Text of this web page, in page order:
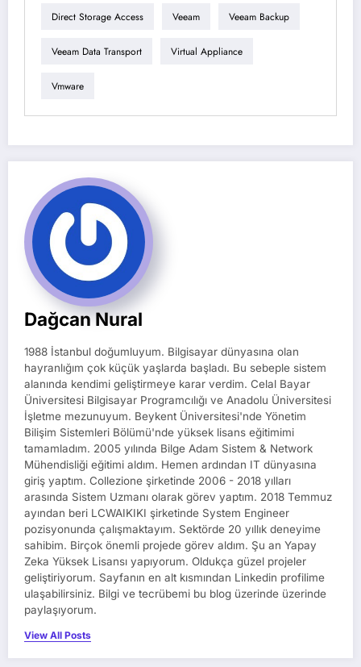
Direct Storage Access Veeam Veeam Backup
Veeam Data Transport Virtual Appliance
Vmware
Dağcan Nural
1988 İstanbul doğumluyum. Bilgisayar dünyasına olan
hayranlığım çok küçük yaşlarda başladı. Bu sebeple sistem
alanında kendimi geliştirmeye karar verdim. Celal Bayar
Üniversitesi Bilgisayar Programcılığı ve Anadolu Üniversitesi
İşletme mezunuyum. Beykent Üniversitesi'nde Yönetim
Bilişim Sistemleri Bölümü'nde yüksek lisans eğitimimi
tamamladım. 2005 yılında Bilge Adam Sistem & Network
Mühendisliği eğitimi aldım. Hemen ardından IT dünyasına
giriş yaptım. Collezione şirketinde 2006 - 2018 yılları
arasında Sistem Uzmanı olarak görev yaptım. 2018 Temmuz
ayından beri LCWAIKIKI şirketinde System Engineer
pozisyonunda çalışmaktayım. Sektörde 20 yıllık deneyime
sahibim. Birçok önemli projede görev aldım. Şu an Yapay
Zeka Yüksek Lisansı yapıyorum. Oldukça güzel projeler
geliştiriyorum. Sayfanın en alt kısmından Linkedin profilime
ulaşabilirsiniz. Bilgi ve tecrübemi bu blog üzerinde üzerinde
paylaşıyorum.
View All Posts